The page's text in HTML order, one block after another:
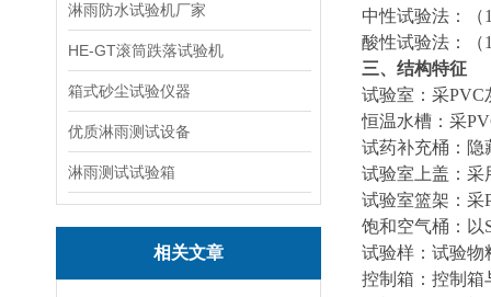
淋雨防水试验机厂家
HE-GT滚筒跌落试验机
箱式砂尘试验仪器
优质淋雨测试设备
淋雨测试试验箱
相关文章
中性试验法：
酸性试验法：
三、结构特征
试验室：采PVC
恒温水槽：采
试药补充桶：隐
试验室上盖：采
试验室篮架：采
饱和空气桶：以
试验样：试验物
控制箱：控制箱